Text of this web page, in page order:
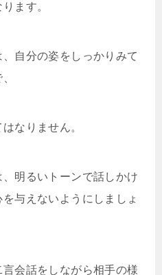
ます。
自分の姿をしっかりみて
なりません。
明るいトーンで話しかけ
与えないようにしましょ
会話をしながら相手の様